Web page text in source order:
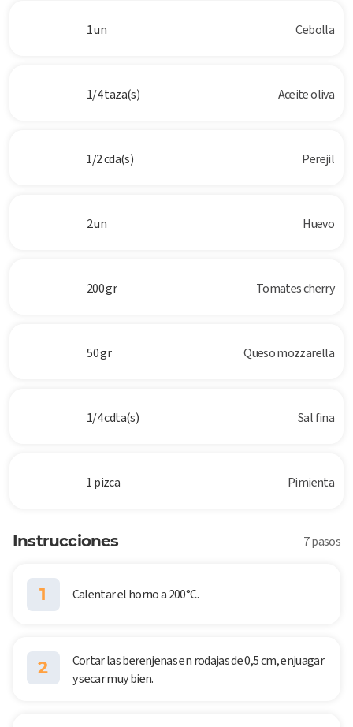
1 un Cebolla
1/4 taza(s) Aceite oliva
1/2 cda(s) Perejil
2 un Huevo
200 gr Tomates cherry
50 gr Queso mozzarella
1/4 cdta(s) Sal fina
1 pizca Pimienta
Instrucciones 7 pasos
1 Calentar el horno a 200°C.
2
Cortar las berenjenas en rodajas de 0,5 cm, enjuagar
y secar muy bien.